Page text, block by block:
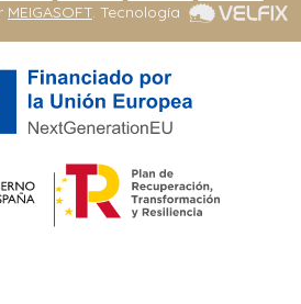
MEIGASOFT . Tecnología